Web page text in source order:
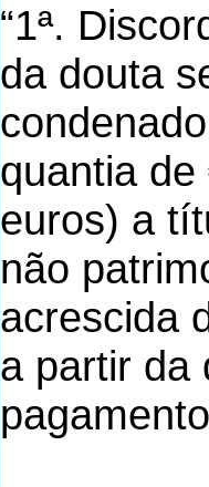
“1ª.
da douta
quantia
euros) a
não
acrescida
a partir da